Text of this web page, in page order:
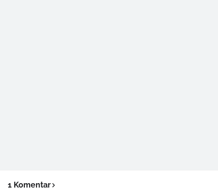
1 Komentar